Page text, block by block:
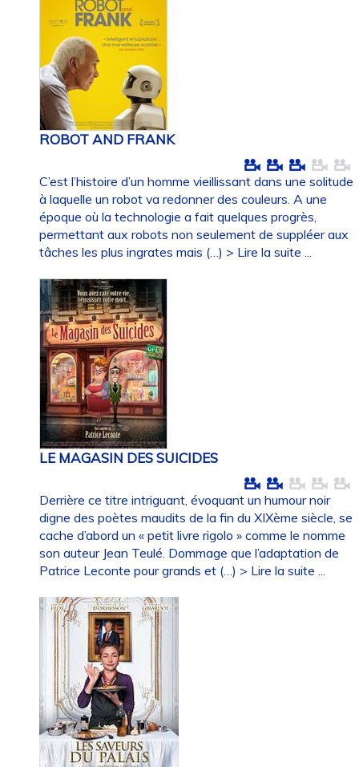
ROBOT AND FRANK
C’est l’histoire d’un homme vieillissant dans une solitude
à laquelle un robot va redonner des couleurs. A une
époque où la technologie a fait quelques progrès,
permettant aux robots non seulement de suppléer aux
tâches les plus ingrates mais (…) > Lire la suite ...
LE MAGASIN DES SUICIDES
Derrière ce titre intriguant, évoquant un humour noir
digne des poètes maudits de la fin du XIXème siècle, se
cache d’abord un « petit livre rigolo » comme le nomme
son auteur Jean Teulé. Dommage que l’adaptation de
Patrice Leconte pour grands et (…) > Lire la suite ...